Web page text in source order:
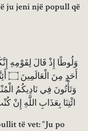
ju jeni një popull që
وَلُوطًا إِذْ قَالَ لِقَوْمِهِ
وَتَأْتُونَ فِي نَادِيكُمُ
ائْتِنَا بِعَذَابِ اللَّهِ إِنْ
të vet: “Ju po